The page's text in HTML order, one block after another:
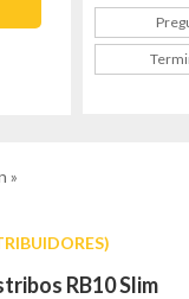
»
RB10 Slim